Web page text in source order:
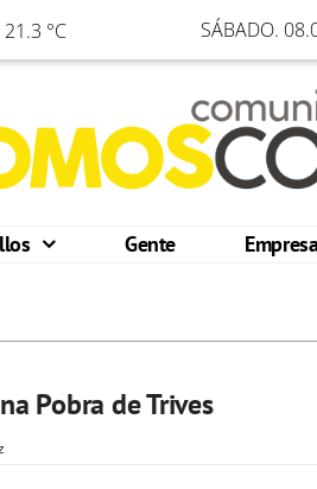
21.3 °C SÁBADO.
Gente Empresa
Pobra de Trives